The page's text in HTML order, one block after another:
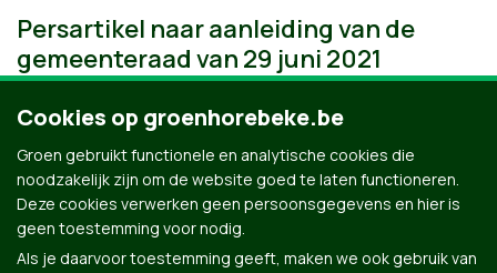
Persartikel naar aanleiding van de
gemeenteraad van 29 juni 2021
Cookies op groenhorebeke.be
Groen gebruikt functionele en analytische cookies die
noodzakelijk zijn om de website goed te laten functioneren.
Deze cookies verwerken geen persoonsgegevens en hier is
geen toestemming voor nodig.
Als je daarvoor toestemming geeft, maken we ook gebruik van